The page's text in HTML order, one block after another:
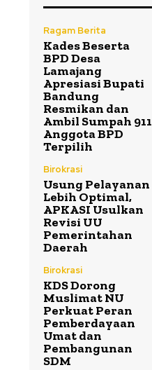
Ragam Berita
Kades Beserta
BPD Desa
Lamajang
Apresiasi Bupati
Bandung
Resmikan dan
Ambil Sumpah 911
Anggota BPD
Terpilih
Birokrasi
Usung Pelayanan
Lebih Optimal,
APKASI Usulkan
Revisi UU
Pemerintahan
Daerah
Birokrasi
KDS Dorong
Muslimat NU
Perkuat Peran
Pemberdayaan
Umat dan
Pembangunan
SDM